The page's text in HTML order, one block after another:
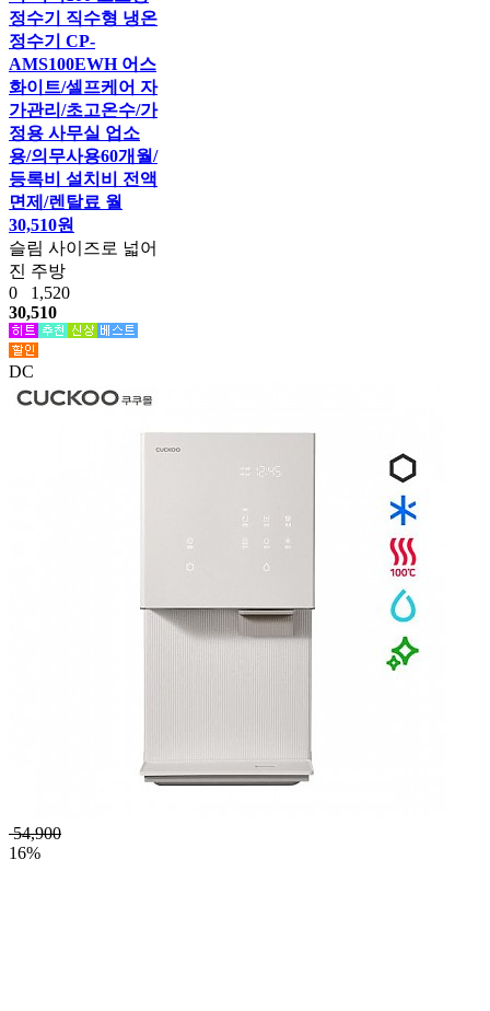
정수기 직수형 냉온
정수기 CP-
AMS100EWH 어스
화이트/셀프케어 자
가관리/초고온수/가
정용 사무실 업소
용/의무사용60개월/
등록비 설치비 전액
면제/렌탈료 월
30,510원
슬림 사이즈로 넓어
진 주방
0 1,520
30,510
DC
54,900
16%